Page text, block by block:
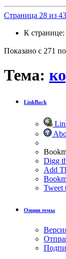
Страница 28 из 43
К странице:
Показано с 271
Тема:
LinkBack
Digg
Add
Tweet
Опции темы